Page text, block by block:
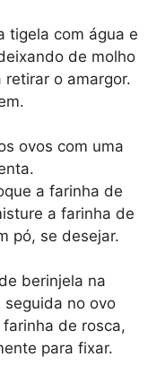
tigela com água e
de molho
retirar o amargor.
ovos com uma
a farinha de
a farinha de
pó, se desejar.
berinjela na
no ovo
de rosca,
para fixar.